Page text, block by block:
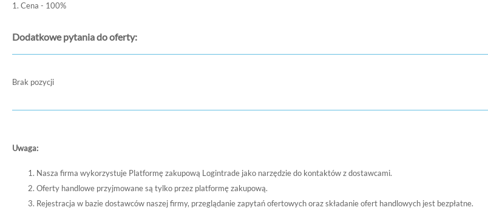
1. Cena - 100%
Dodatkowe pytania do oferty:
Brak pozycji
Uwaga:
Nasza firma wykorzystuje Platformę zakupową Logintrade jako narzędzie do kontaktów z dostawcami.
Oferty handlowe przyjmowane są tylko przez platformę zakupową.
Rejestracja w bazie dostawców naszej firmy, przeglądanie zapytań ofertowych oraz składanie ofert handlowych jest bezpłatne.